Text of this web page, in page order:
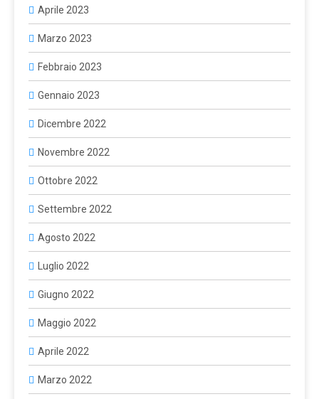
Aprile 2023
Marzo 2023
Febbraio 2023
Gennaio 2023
Dicembre 2022
Novembre 2022
Ottobre 2022
Settembre 2022
Agosto 2022
Luglio 2022
Giugno 2022
Maggio 2022
Aprile 2022
Marzo 2022